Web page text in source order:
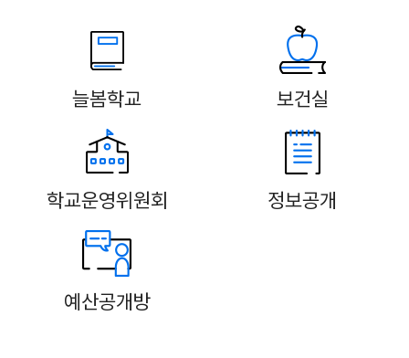
늘봄학교 보건실
학교운영위원회 정보공개
예산공개방